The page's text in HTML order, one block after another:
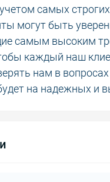
самых
могут быть
самым высоким
каждый наш
нам в
на надежных и